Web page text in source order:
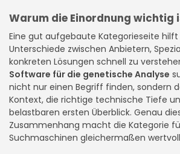
Warum die Einordnung wichtig
Eine gut aufgebaute Kategorieseite hilft
Unterschiede zwischen Anbietern,
konkreten Lösungen schnell zu
Software für die genetische Analyse
nicht nur einen Begriff finden, sondern
Kontext, die richtige technische Tiefe
belastbaren ersten Überblick. Genau
Zusammenhang macht die Kategorie
Suchmaschinen gleichermaßen